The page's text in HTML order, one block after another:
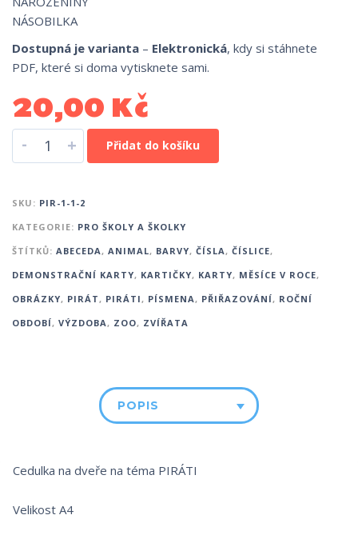
NÁSOBILKA
Dostupná je varianta – Elektronická, kdy si stáhnete
PDF, které si doma vytisknete sami.
20,00 Kč
- + Přidat do košíku
SKU: PIR-1-1-2
KATEGORIE: PRO ŠKOLY A ŠKOLKY
ŠTÍTKŮ: ABECEDA , ANIMAL, BARVY, ČÍSLA , ČÍSLICE,
DEMONSTRAČNÍ KARTY, KARTIČKY, KARTY, MĚSÍCE V ROCE,
OBRÁZKY, PIRÁT , PIRÁTI , PÍSMENA , PŘIŘAZOVÁNÍ, ROČNÍ
OBDOBÍ, VÝZDOBA , ZOO, ZVÍŘATA
POPIS
Cedulka na dveře na téma PIRÁTI
Velikost A4